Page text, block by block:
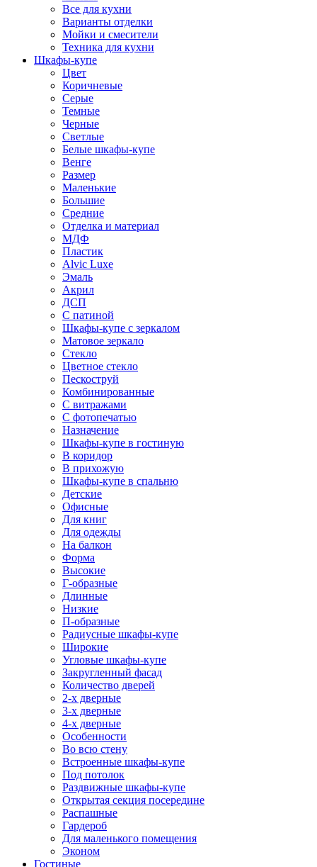
Все для кухни
Варианты отделки
Мойки и смесители
Техника для кухни
Шкафы-купе
Цвет
Коричневые
Серые
Темные
Черные
Светлые
Белые шкафы-купе
Венге
Размер
Маленькие
Большие
Средние
Отделка и материал
МДФ
Пластик
Alvic Luxe
Эмаль
Акрил
ДСП
С патиной
Шкафы-купе с зеркалом
Матовое зеркало
Стекло
Цветное стекло
Пескоструй
Комбинированные
С витражами
С фотопечатью
Назначение
Шкафы-купе в гостиную
В коридор
В прихожую
Шкафы-купе в спальню
Детские
Офисные
Для книг
Для одежды
На балкон
Форма
Высокие
Г-образные
Длинные
Низкие
П-образные
Радиусные шкафы-купе
Широкие
Угловые шкафы-купе
Закругленный фасад
Количество дверей
2-х дверные
3-х дверные
4-х дверные
Особенности
Во всю стену
Встроенные шкафы-купе
Под потолок
Раздвижные шкафы-купе
Открытая секция посередине
Распашные
Гардероб
Для маленького помещения
Эконом
Гостиные